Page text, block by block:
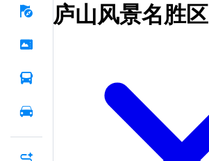
庐山风景名胜区